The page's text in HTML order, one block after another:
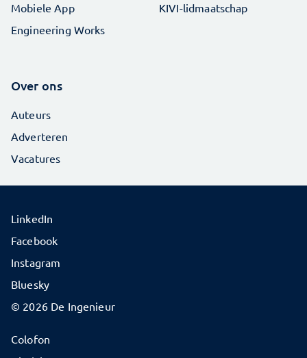
Mobiele App
Engineering Works
KIVI-lidmaatschap
Over ons
Auteurs
Adverteren
Vacatures
© 2026 De Ingenieur
Colofon
LinkedIn
Facebook
Instagram
Bluesky